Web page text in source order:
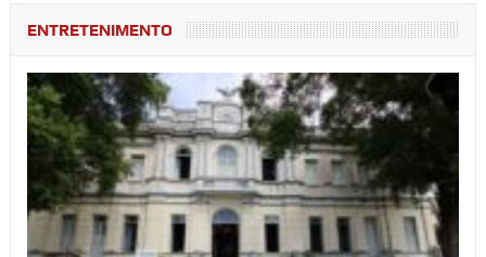
ENTRETENIMENTO